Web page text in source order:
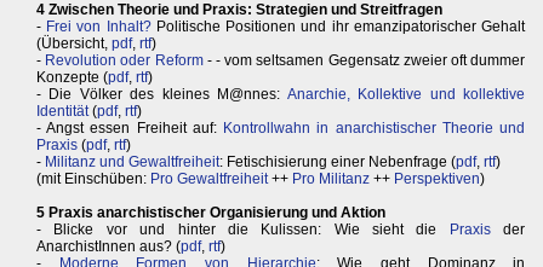
4 Zwischen Theorie und Praxis: Strategien und Streitfragen
- Frei von Inhalt?Politische Positionen und ihr emanzipatorischer Gehalt
(Übersicht, pdf, rtf)
- Revolution oder Reform- - vom seltsamen Gegensatz zweier oft dummer
Konzepte (pdf, rtf)
- Die Völker des kleines M@nnes: Anarchie, Kollektive und kollektive
Identität(pdf, rtf)
- Angst essen Freiheit auf: Kontrollwahn in anarchistischer Theorie und
Praxis (pdf, rtf)
- Militanz und Gewaltfreiheit: Fetischisierung einer Nebenfrage (pdf, rtf)
(mit Einschüben: Pro Gewaltfreiheit++ Pro Militanz ++ Perspektiven)
5 Praxis anarchistischer Organisierung und Aktion
- Blicke vor und hinter die Kulissen: Wie sieht die
Praxisder
AnarchistInnen aus? (pdf, rtf)
-
Moderne Formen von Hierarchie: Wie geht Dominanz in